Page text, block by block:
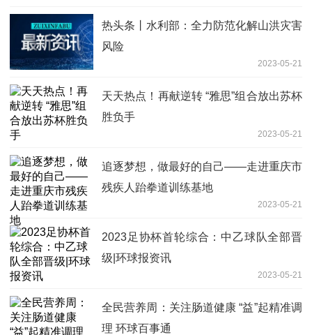
热头条丨水利部：全力防范化解山洪灾害
风险
2023-05-21
天天热点！再献逆转 “雅思”组合放出苏杯
胜负手
2023-05-21
追逐梦想，做最好的自己——走进重庆市
残疾人跆拳道训练基地
2023-05-21
2023足协杯首轮综合：中乙球队全部晋
级|环球报资讯
2023-05-21
全民营养周：关注肠道健康 “益”起精准调
理 环球百事通